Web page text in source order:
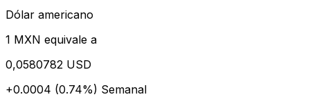
Dólar americano
1 MXN equivale a
0,0580782 USD
+0.0004 (0.74%) Semanal